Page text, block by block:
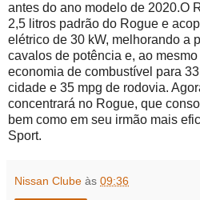
antes do ano modelo de 2020.O
2,5 litros padrão do Rogue e
elétrico de 30 kW, melhorando a
cavalos de potência e, ao
economia de combustível para
cidade e 35 mpg de rodovia.
concentrará no Rogue, que
bem como em seu irmão mais
Sport.
Nissan Clube às 09:36